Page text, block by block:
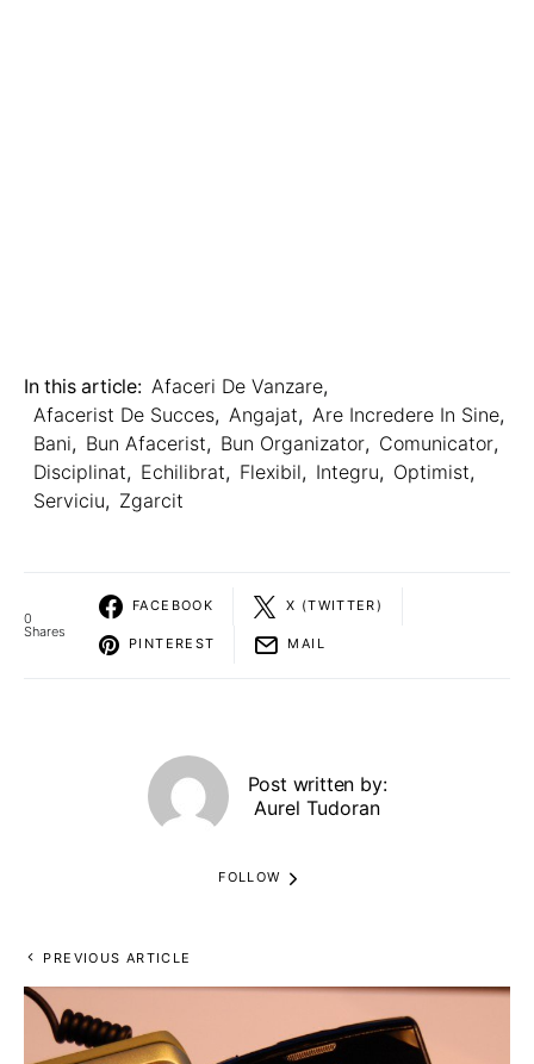
In this article: Afaceri De Vanzare,
Afacerist De Succes, Angajat, Are Incredere In Sine,
Bani, Bun Afacerist, Bun Organizator, Comunicator,
Disciplinat, Echilibrat, Flexibil, Integru, Optimist,
Serviciu, Zgarcit
0
Shares
FACEBOOK X (TWITTER)
PINTEREST MAIL
Post written by:
Aurel Tudoran
FOLLOW
PREVIOUS ARTICLE